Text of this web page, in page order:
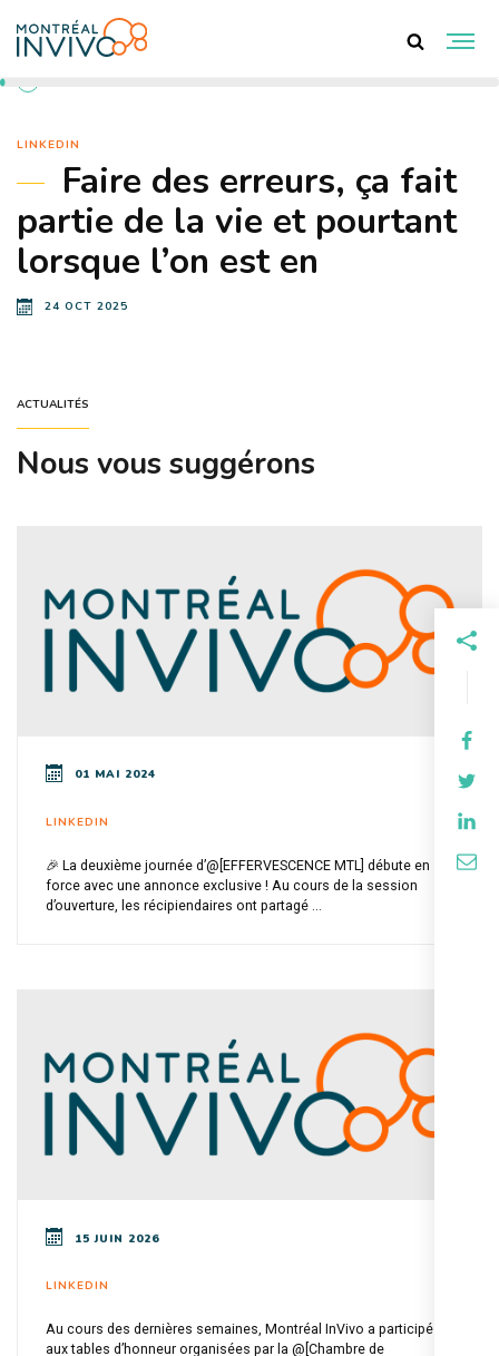
LINKEDIN
Faire des erreurs, ça fait
partie de la vie et pourtant
lorsque l’on est en
24 OCT 2025
ACTUALITÉS
Nous vous suggérons
01 MAI 2024
LINKEDIN
🎉 La deuxième journée d’@[EFFERVESCENCE MTL] débute en
force avec une annonce exclusive ! Au cours de la session
d’ouverture, les récipiendaires ont partagé ...
15 JUIN 2026
LINKEDIN
Au cours des dernières semaines, Montréal InVivo a participé
aux tables d’honneur organisées par la @[Chambre de